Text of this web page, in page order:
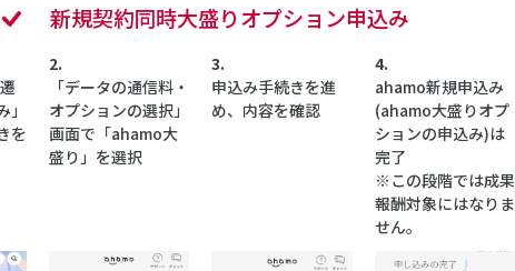
新規契約同時大盛りオプション申込み
を
2.
「データの通信料・
オプションの選択」
画面で「ahamo大
盛り」を選択
3.
申込み手続きを進
め、内容を確認
4.
ahamo新規申込み
(ahamo大盛りオプ
ションの申込み)は
完了
※この段階では成果
報酬対象にはなりま
せん。